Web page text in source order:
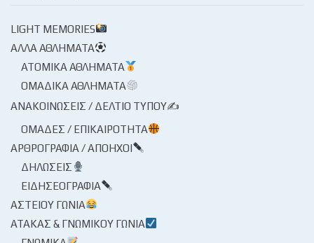
LIGHT MEMORIES
ΆΛΛΑ ΑΘΛΉΜΑΤΑ
ΑΤΟΜΙΚΆ ΑΘΛΉΜΑΤΑ
ΟΜΑΔΙΚΆ ΑΘΛΉΜΑΤΑ
ΑΝΑΚΟΙΝΏΣΕΙΣ / ΔΕΛΤΊΟ ΤΎΠΟΥ✍
ΟΜΆΔΕΣ / ΕΠΙΚΑΙΡΌΤΗΤΑ
ΑΡΘΡΟΓΡΑΦΊΑ / ΑΠΌΗΧΟΙ
ΔΗΛΏΣΕΙΣ
ΕΙΔΗΣΕΟΓΡΑΦΊΑ
ΑΣΤΕΊΟΥ ΓΩΝΊΑ
ΑΤΆΚΑΣ & ΓΝΩΜΙΚΟΎ ΓΩΝΊΑ